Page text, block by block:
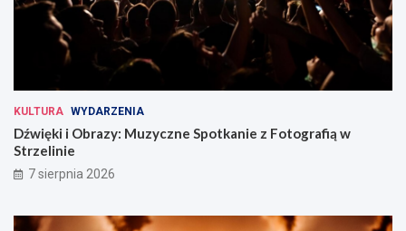
KULTURA WYDARZENIA
Dźwięki i Obrazy: Muzyczne Spotkanie z Fotografią w
Strzelinie
7 sierpnia 2026